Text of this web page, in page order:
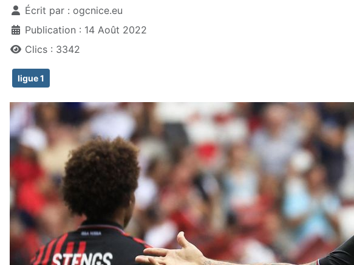
Écrit par : ogcnice.eu
Publication : 14 Août 2022
Clics : 3342
ligue 1